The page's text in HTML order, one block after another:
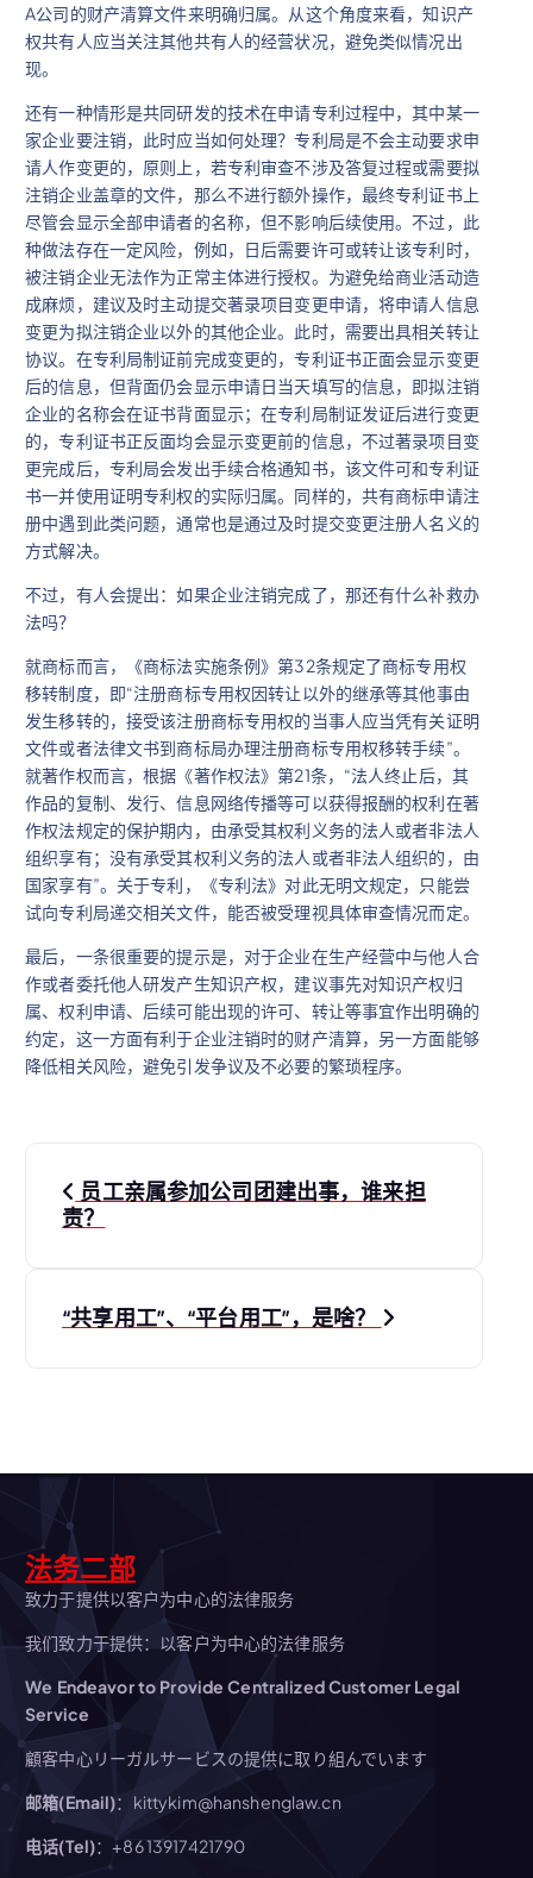
A公司的财产清算文件来明确归属。从这个角度来看，知识产
权共有人应当关注其他共有人的经营状况，避免类似情况出
现。
还有一种情形是共同研发的技术在申请专利过程中，其中某一
家企业要注销，此时应当如何处理？专利局是不会主动要求申
请人作变更的，原则上，若专利审查不涉及答复过程或需要拟
注销企业盖章的文件，那么不进行额外操作，最终专利证书上
尽管会显示全部申请者的名称，但不影响后续使用。不过，此
种做法存在一定风险，例如，日后需要许可或转让该专利时，
被注销企业无法作为正常主体进行授权。为避免给商业活动造
成麻烦，建议及时主动提交著录项目变更申请，将申请人信息
变更为拟注销企业以外的其他企业。此时，需要出具相关转让
协议。在专利局制证前完成变更的，专利证书正面会显示变更
后的信息，但背面仍会显示申请日当天填写的信息，即拟注销
企业的名称会在证书背面显示；在专利局制证发证后进行变更
的，专利证书正反面均会显示变更前的信息，不过著录项目变
更完成后，专利局会发出手续合格通知书，该文件可和专利证
书一并使用证明专利权的实际归属。同样的，共有商标申请注
册中遇到此类问题，通常也是通过及时提交变更注册人名义的
方式解决。
不过，有人会提出：如果企业注销完成了，那还有什么补救办
法吗？
就商标而言，《商标法实施条例》第32条规定了商标专用权
移转制度，即“注册商标专用权因转让以外的继承等其他事由
发生移转的，接受该注册商标专用权的当事人应当凭有关证明
文件或者法律文书到商标局办理注册商标专用权移转手续”。
就著作权而言，根据《著作权法》第21条，“法人终止后，其
作品的复制、发行、信息网络传播等可以获得报酬的权利在著
作权法规定的保护期内，由承受其权利义务的法人或者非法人
组织享有；没有承受其权利义务的法人或者非法人组织的，由
国家享有”。关于专利，《专利法》对此无明文规定，只能尝
试向专利局递交相关文件，能否被受理视具体审查情况而定。
最后，一条很重要的提示是，对于企业在生产经营中与他人合
作或者委托他人研发产生知识产权，建议事先对知识产权归
属、权利申请、后续可能出现的许可、转让等事宜作出明确的
约定，这一方面有利于企业注销时的财产清算，另一方面能够
降低相关风险，避免引发争议及不必要的繁琐程序。
文
章
航
员工亲属参加公司团建出事，谁来担
责？
“共享用工”、“平台用工”，是啥？
法务二部
致力于提供以客户为中心的法律服务
我们致力于提供：以客户为中心的法律服务
We Endeavor to Provide Centralized Customer Legal
Service
顧客中心リーガルサービスの提供に取り組んでいます
邮箱(Email)：kittykim@hanshenglaw.cn
电话(Tel)：+86 13917421790